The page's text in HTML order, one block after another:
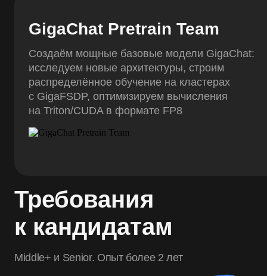
GigaChat Pretrain Team
Создаём мощные базовые модели GigaChat:
исследуем новые архитектуры, строим
распределённое обучение на кластерах
с GigaFSDP, оптимизируем вычисления
на Triton/CUDA в формате FP8
Требования
к кандидатам
Middle+ и Senior. Опыт более 2 лет